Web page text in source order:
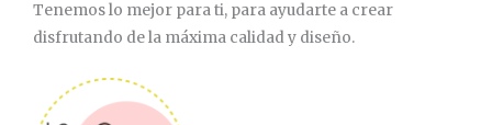
Tenemos lo mejor para ti, para ayudarte a crear
disfrutando de la máxima calidad y diseño.